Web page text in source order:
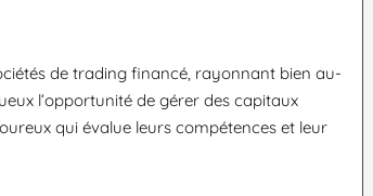
de trading financé, rayonnant bien au-
l’opportunité de gérer des capitaux
qui évalue leurs compétences et leur